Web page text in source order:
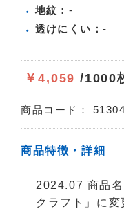
地紋： -
透けにくい：-
￥4,059 /1000
商品コード：
商品特徴・詳細
2024.07 商品
クラフト」に変